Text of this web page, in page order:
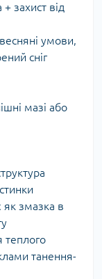
захист від
умови,
сніг
мазі або
як змазка в
теплого
танення-